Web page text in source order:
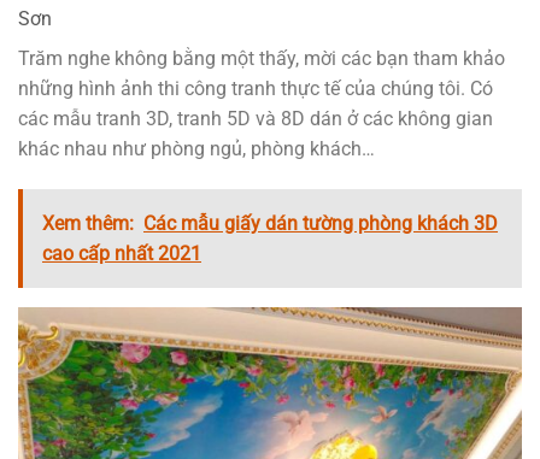
Sơn
Trăm nghe không bằng một thấy, mời các bạn tham khảo
những hình ảnh thi công tranh thực tế của chúng tôi. Có
các mẫu tranh 3D, tranh 5D và 8D dán ở các không gian
khác nhau như phòng ngủ, phòng khách…
Xem thêm: Các mẫu giấy dán tường phòng khách 3D
cao cấp nhất 2021